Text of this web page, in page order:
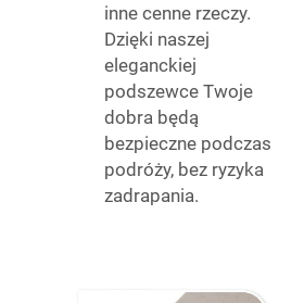
inne cenne rzeczy.
Dzięki naszej
eleganckiej
podszewce Twoje
dobra będą
bezpieczne podczas
podróży, bez ryzyka
zadrapania.